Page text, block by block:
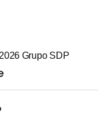
2026 Grupo SDP